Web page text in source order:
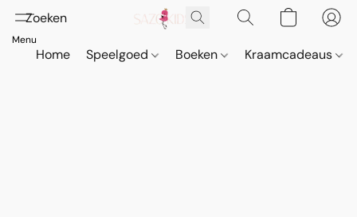
Home Speelgoed Boeken Kraamcadeaus